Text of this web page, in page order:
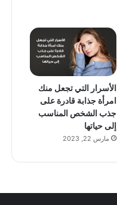
الأسرار التي تجعل منك
امرأة جذابة قادرة على
جذب الشخص المناسب
إلى حياتها
مارس 22, 2023